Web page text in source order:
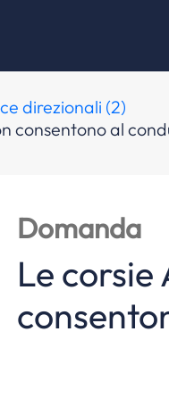
direzionali (2)
consentono al
Domanda
Le